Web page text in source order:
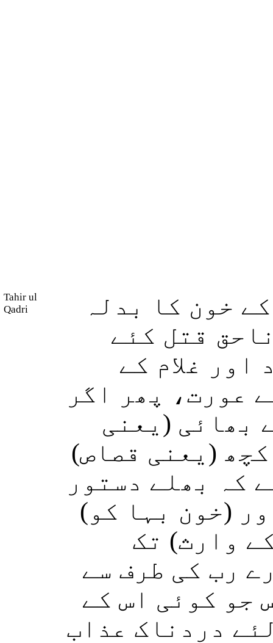
Tahir ul
Qadri
خون کا بدلہ
قتل کئے
غلام کے
عورت، پھر اگر
بھائی (یعنی
(یعنی قصاص)
کہ بھلے دستور
(خون بہا کو)
وارث) تک
رب کی طرف سے
جو کوئی اس کے
دردناک عذاب